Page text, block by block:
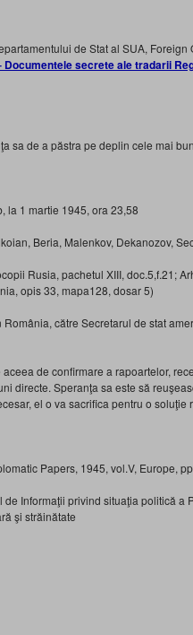
de Stat al SUA, Foreign
Documentele secrete ale tradarii
sa de a păstra pe deplin cele mai
la 1 martie 1945, ora 23,58
Beria, Malenkov, Dekanozov,
Rusia, pachetul XIII, doc.5,f.21;
opis 33, mapa128, dosar 5)
către Secretarul de stat
de confirmare a rapoartelor,
directe. Speranţa sa este să
el o va sacrifica pentru o soluţie
Papers, 1945, vol.V, Europe,
Informaţii privind situaţia politică a
şi străinătate